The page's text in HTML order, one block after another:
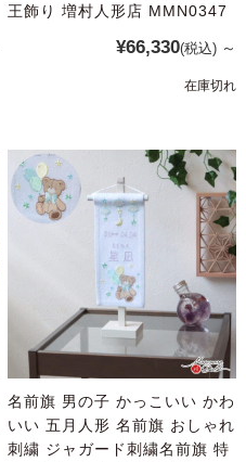
王飾り 増村人形店 MMN0347
¥66,330(税込) ～
在庫切れ
名前旗 男の子 かっこいい かわ
いい 五月人形 名前旗 おしゃれ
刺繍 ジャガード刺繍名前旗 特